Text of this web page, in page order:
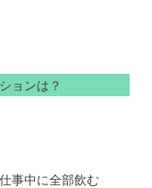
ョンは？
事中に全部飲む